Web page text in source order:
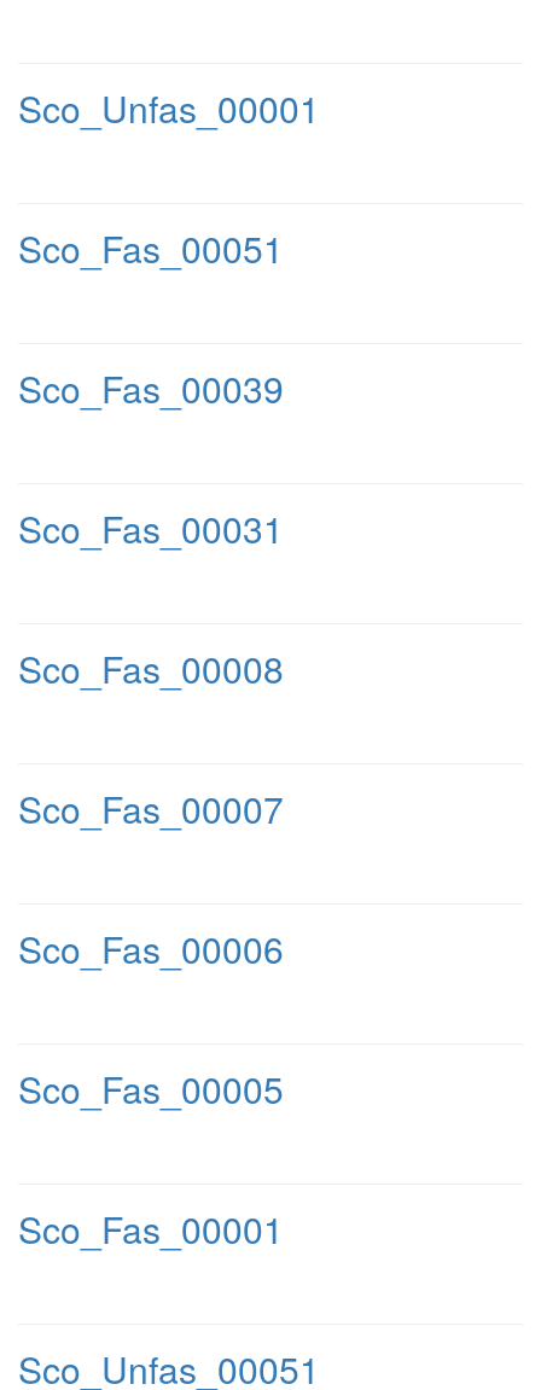
Sco_Unfas_00001
Sco_Fas_00051
Sco_Fas_00039
Sco_Fas_00031
Sco_Fas_00008
Sco_Fas_00007
Sco_Fas_00006
Sco_Fas_00005
Sco_Fas_00001
Sco_Unfas_00051